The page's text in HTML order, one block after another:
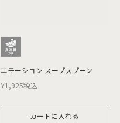
エモーション スープスプーン
¥1,925税込
カートに入れる